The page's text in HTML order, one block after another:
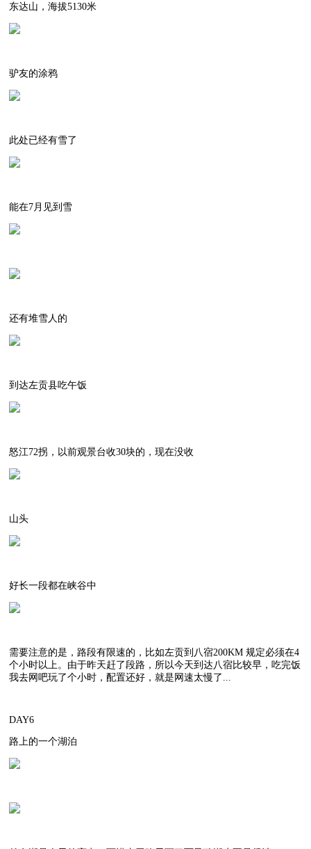
东达山，海拔5130米
驴友的涂鸦
此处已经有雪了
能在7月见到雪
还有堆雪人的
到达左贡县吃午饭
怒江72拐，以前观景台收30块的，现在没收
山头
好长一段都在峡谷中
需要注意的是，路段有限速的，比如左贡到八宿200KM 规定必须在4
个小时以上。由于昨天赶了段路，所以今天到达八宿比较早，吃完饭
我去网吧玩了个小时，配置还好，就是网速太慢了...
DAY6
路上的一个湖泊